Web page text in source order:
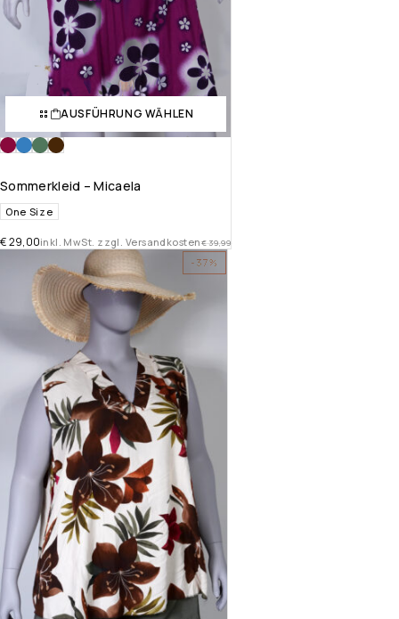
AUSFÜHRUNG WÄHLEN
Sommerkleid – Micaela
One Size
€39,99
€29,00inkl. MwSt. zzgl. Versandkosten
-37%